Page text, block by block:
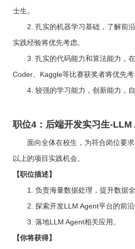
士生。
2. 扎实的机器学习基础，了解前
实践经验将优先考虑。
3. 扎实的代码能力和算法能力，
Coder、Kaggle等比赛获奖者将优先考
4. 较强的学习能力，创新能力，自
职位4：后端开发实习生-
面向全体在校生，为符合岗位要
以上的项目实践机会。
【职位描述】
1. 负责海量数据处理，提升数据全
2. 探索开发LLM Agent平台的前沿
3. 落地LLM Agent相关应用。
【你将获得】